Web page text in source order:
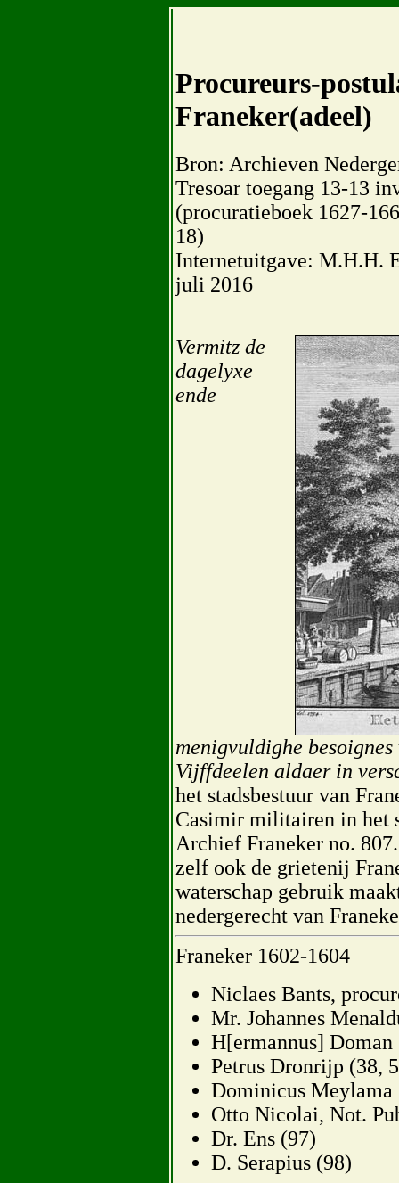
Procureurs-
Franeker(adeel)
Bron: Archieven
Tresoar toegang 13-13
(procuratieboek 1627-
18)
Internetuitgave: M.H.H.
juli 2016
Vermitz de
dagelyxe
ende
menigvuldighe
Vijffdeelen aldaer in
het stadsbestuur van
Casimir militairen in het
Archief Franeker no.
zelf ook de grietenij
waterschap gebruik
nedergerecht van
Franeker 1602-1604
Niclaes Bants,
Mr. Johannes
H[ermannus] Doman
Petrus Dronrijp (38,
Dominicus Meylama
Otto Nicolai, Not.
Dr. Ens (97)
D. Serapius (98)